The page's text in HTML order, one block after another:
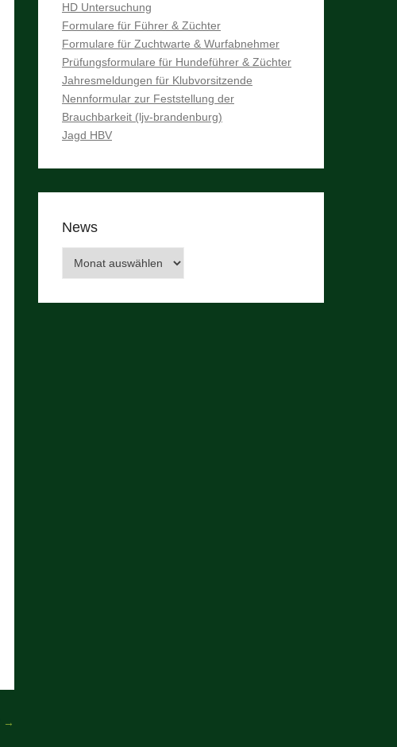
→
HD Untersuchung
Formulare für Führer & Züchter
Formulare für Zuchtwarte & Wurfabnehmer
Prüfungsformulare für Hundeführer & Züchter
Jahresmeldungen für Klubvorsitzende
Nennformular zur Feststellung der
Brauchbarkeit (ljv-brandenburg)
Jagd HBV
News